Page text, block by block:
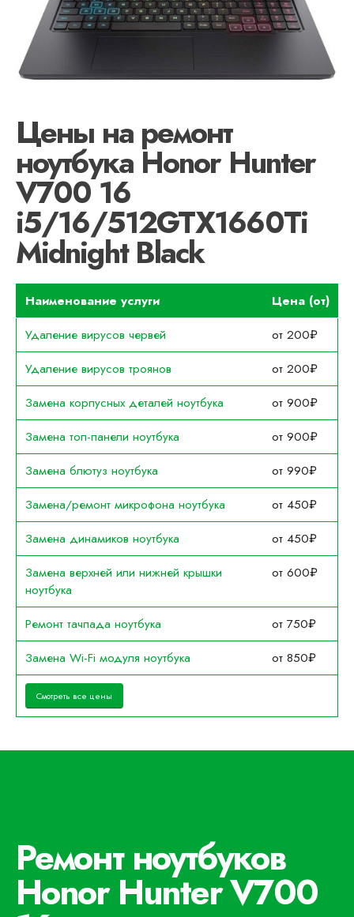
Цены на ремонт
ноутбука Honor Hunter
V700 16
i5/16/512GTX1660Ti
Midnight Black
Наименование услуги
Цена (от)
Удаление вирусов червей
от 200₽
Удаление вирусов троянов
от 200₽
Замена корпусных деталей ноутбука
от 900₽
Замена топ-панели ноутбука
от 900₽
Замена блютуз ноутбука
от 990₽
Замена/ремонт микрофона ноутбука
от 450₽
Замена динамиков ноутбука
от 450₽
Замена верхней или нижней крышки
ноутбука
от 600₽
Ремонт тачпада ноутбука
от 750₽
Замена Wi-Fi модуля ноутбука
от 850₽
Смотреть все цены
Ремонт ноутбуков
Honor Hunter V700